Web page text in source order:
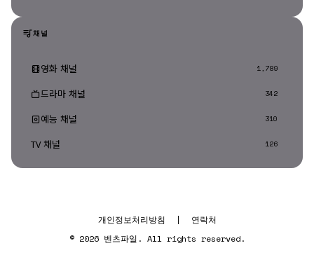
채널
영화 채널 1,789
드라마 채널 342
예능 채널 310
TV 채널 126
개인정보처리방침 |
연락처
© 2026 벤츠파일. All rights reserved.